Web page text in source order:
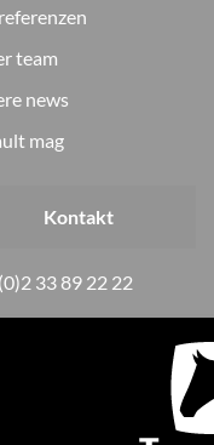
team
news
mag
Kontakt
33 89 22 22